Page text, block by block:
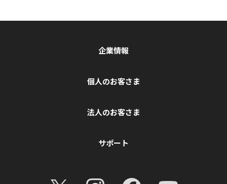
企業情報
個人のお客さま
法人のお客さま
サポート